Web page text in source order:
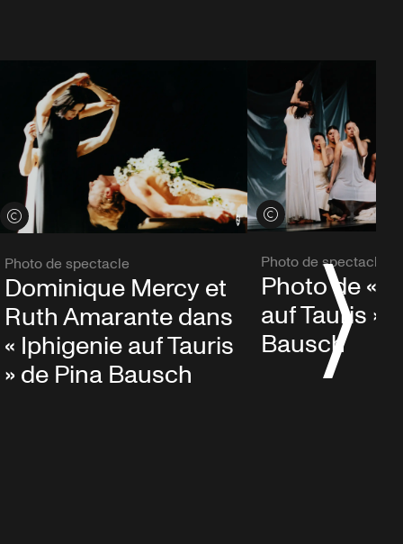
Voir les crédits
Photo de spectacle
Dominique Mercy et
Ruth Amarante dans
« Iphigenie auf Tauris
» de Pina Bausch
Voir les crédits
Photo de spectacle
Photo de «
auf Tauris »
Bausch